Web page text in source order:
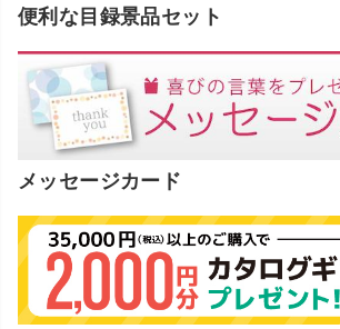
便利な目録景品セット
メッセージカード